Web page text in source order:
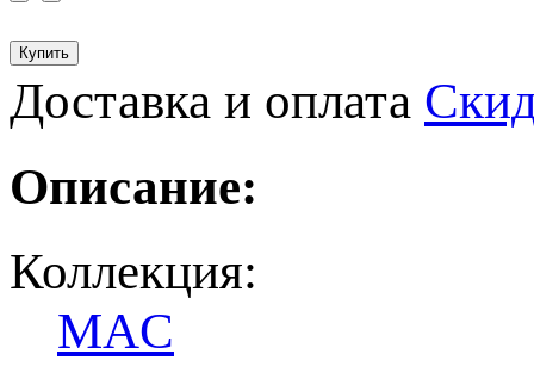
Купить
Доставка и оплата
Описание:
Коллекция:
MAC